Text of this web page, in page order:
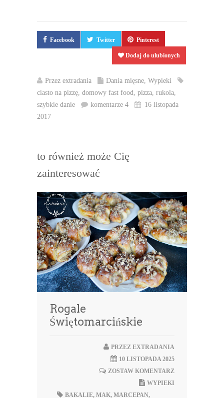
Facebook Twitter Pinterest
Dodaj do ulubionych
Przez extradania Dania mięsne, Wypieki
ciasto na pizzę, domowy fast food, pizza, rukola,
szybkie danie
komentarze 4
16 listopada
2017
to również może Cię
zainteresować
Rogale
Świętomarcińskie
PRZEZ EXTRADANIA
10 LISTOPADA 2025
ZOSTAW KOMENTARZ
WYPIEKI
BAKALIE, MAK, MARCEPAN,